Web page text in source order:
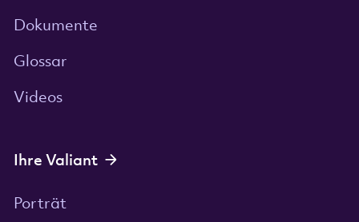
Dokumente
Glossar
Videos
Ihre Valiant
Porträt